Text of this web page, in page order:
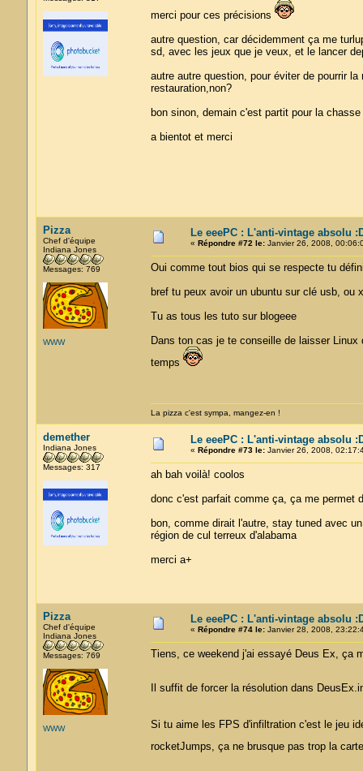
merci pour ces précisions
autre question, car décidemment ça me
sd, avec les jeux que je veux, et le lancer
autre autre question, pour éviter de pourrir
restauration,non?
bon sinon, demain c'est partit pour la
a bientot et merci
Pizza
Chef d'équipe
Indiana Jones
Messages: 769
WWW
Le eeePC : L'anti-vintage absolu
« Répondre #72 le:Janvier 26, 2008,
Oui comme tout bios qui se respecte tu
bref tu peux avoir un ubuntu sur clé usb, ou
Tu as tous les tuto sur blogeee
Dans ton cas je te conseille de laisser
temps
La pizza c'est sympa, mangez-en !
demether
Indiana Jones
Messages: 317
Le eeePC : L'anti-vintage absolu
« Répondre #73 le:Janvier 26, 2008,
ah bah voilà! coolos
donc c'est parfait comme ça, ça me permet
bon, comme dirait l'autre, stay tuned avec
région de cul terreux d'alabama
merci a+
Pizza
Chef d'équipe
Indiana Jones
Messages: 769
WWW
Le eeePC : L'anti-vintage absolu
« Répondre #74 le:Janvier 28, 2008,
Tiens, ce weekend j'ai essayé Deus Ex, ça
Il suffit de forcer la résolution dans
Si tu aime les FPS d'infiltration c'est le jeu
rocketJumps, ça ne brusque pas trop la